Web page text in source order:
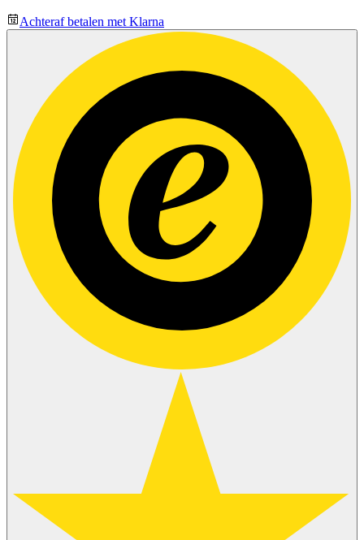
Achteraf betalen met Klarna